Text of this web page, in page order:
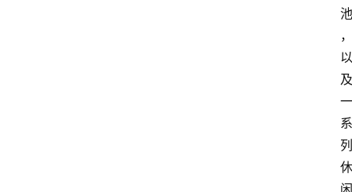
池
，
以
及
一
系
列
休
闲